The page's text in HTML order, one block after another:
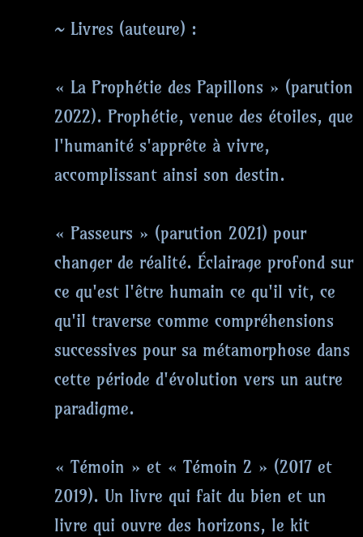
~ Livres (auteure) :
« La Prophétie des Papillons » (parution
2022). Prophétie, venue des étoiles, que
l'humanité s'apprête à vivre,
accomplissant ainsi son destin.
« Passeurs » (parution 2021) pour
changer de réalité. Éclairage profond sur
ce qu'est l'être humain ce qu'il vit, ce
qu'il traverse comme compréhensions
successives pour sa métamorphose dans
cette période d'évolution vers un autre
paradigme.
« Témoin » et « Témoin 2 » (2017 et
2019). Un livre qui fait du bien et un
livre qui ouvre des horizons, le kit